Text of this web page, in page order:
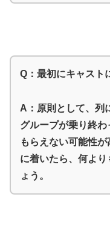
Q：最初にキャスト
A：原則として、列
グループが乗り終
もらえない可能性
に着いたら、何よ
ょう。